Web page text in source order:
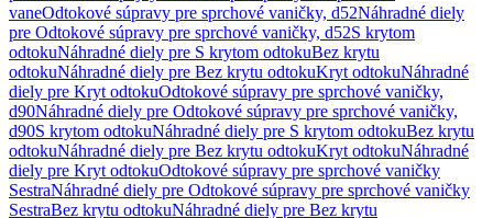
vaneOdtokové súpravy pre sprchové vaničky, d52Náhradné diely
pre Odtokové súpravy pre sprchové vaničky, d52S krytom
odtokuNáhradné diely pre S krytom odtokuBez krytu
odtokuNáhradné diely pre Bez krytu odtokuKryt odtokuNáhradné
diely pre Kryt odtokuOdtokové súpravy pre sprchové vaničky,
d90Náhradné diely pre Odtokové súpravy pre sprchové vaničky,
d90S krytom odtokuNáhradné diely pre S krytom odtokuBez krytu
odtokuNáhradné diely pre Bez krytu odtokuKryt odtokuNáhradné
diely pre Kryt odtokuOdtokové súpravy pre sprchové vaničky
SestraNáhradné diely pre Odtokové súpravy pre sprchové vaničky
SestraBez krytu odtokuNáhradné diely pre Bez krytu